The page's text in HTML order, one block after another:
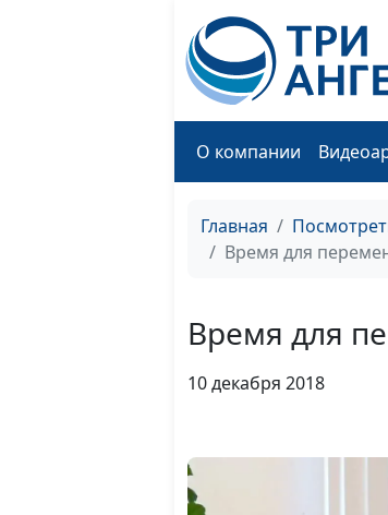
О компании
Главная
Время для
Время для
10 декабря 2018